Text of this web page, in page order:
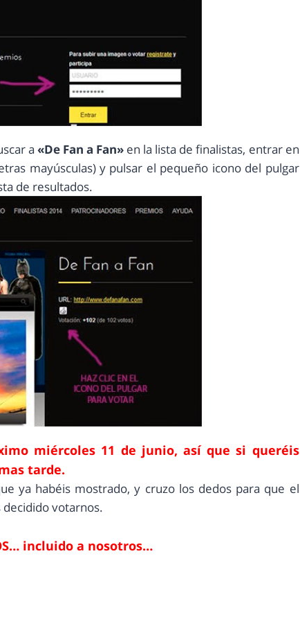
a «De Fan a Fan» en la lista de finalistas, entrar en
mayúsculas) y pulsar el pequeño icono del pulgar
de resultados.
miércoles 11 de junio, así que si queréis
tarde.
ya habéis mostrado, y cruzo los dedos para que el
decidido votarnos.
incluido a nosotros…